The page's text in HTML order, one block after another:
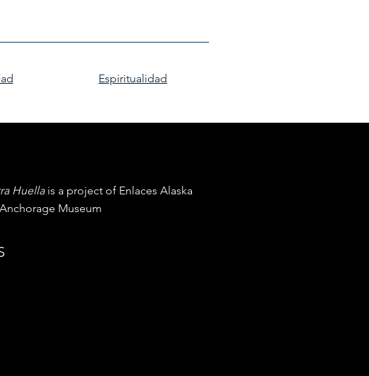
Espiritualidad
Huellais a project of Enlaces Alaska
Museum